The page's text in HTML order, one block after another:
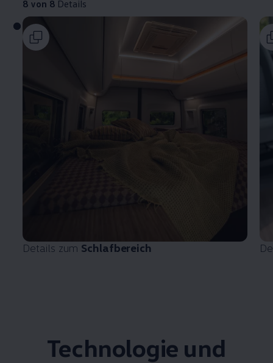
8 von 8 Details
Details zum Schlafbereich
Technologie und